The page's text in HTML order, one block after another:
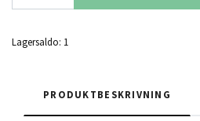
Lagersaldo: 1
PRODUKTBESKRIVNING